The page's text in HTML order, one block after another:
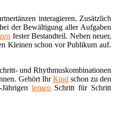
interagieren. Zusätzlich
der Bewältigung aller Aufgaben
fester Bestandteil. Neben neuer,
Kleinen schon vor Publikum auf.
und Rhythmuskombinationen
Gehört IhrKind schon zu den
lernen Schritt für Schritt